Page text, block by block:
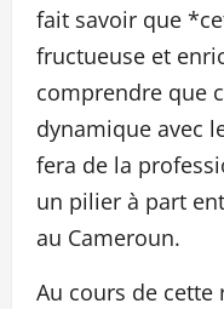
fait savoir que
fructueuse et
comprendre que
dynamique avec
fera de la
un pilier à part
au Cameroun.
Au cours de